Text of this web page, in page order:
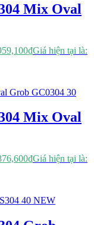
Mix Oval
₫Giá hiện tại là:
Mix Oval
₫Giá hiện tại là: